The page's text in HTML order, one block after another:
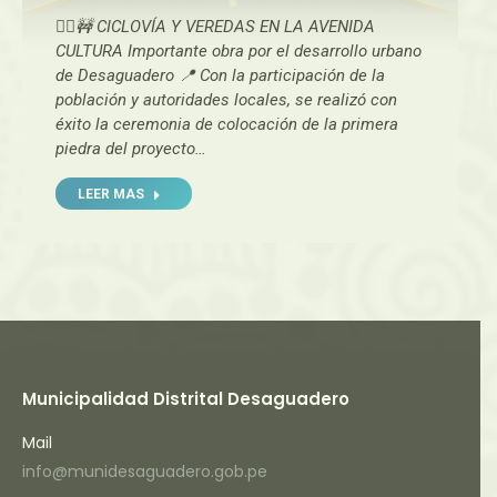
🚴‍♂️🚧 CICLOVÍA Y VEREDAS EN LA AVENIDA
CULTURA Importante obra por el desarrollo urbano
de Desaguadero 📍 Con la participación de la
población y autoridades locales, se realizó con
éxito la ceremonia de colocación de la primera
piedra del proyecto…
LEER MAS
Municipalidad Distrital Desaguadero
Mail
info@munidesaguadero.gob.pe